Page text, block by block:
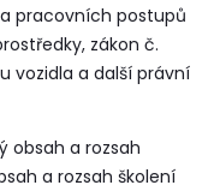
pracovních postupů
zákon č.
vozidla a další právní
obsah a rozsah
a rozsah školení